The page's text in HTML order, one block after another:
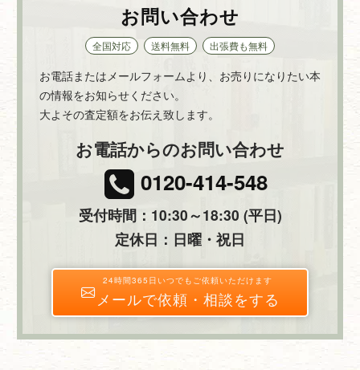
お問い合わせ
全国対応 送料無料 出張費も無料
お電話またはメールフォームより、お売りになりたい本
の情報をお知らせください。
大よその査定額をお伝え致します。
お電話からのお問い合わせ
0120-414-548
受付時間：10:30～18:30 (平日)
定休日：日曜・祝日
24時間365日いつでもご依頼いただけます
メールで依頼・相談をする